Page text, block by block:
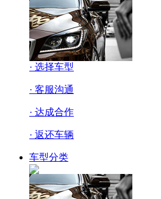
· 选择车型
· 客服沟通
· 达成合作
· 返还车辆
车型分类